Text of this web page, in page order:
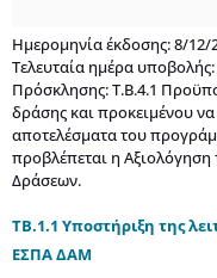
Ημερομηνία έκδοσης: 8/
Τελευταία ημέρα
Πρόσκλησης: Τ.Β.4.1
δράσης και προκειμένου
αποτελέσματα του
προβλέπεται η
Δράσεων.
ΤΒ.1.1 Υποστήριξη της
ΕΣΠΑ ΔΑΜ